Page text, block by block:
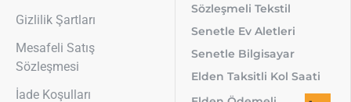
Gizlilik Şartları
Mesafeli Satış
Sözleşmesi
İade Koşulları
Sözleşmeli Tekstil
Senetle Ev Aletleri
Senetle Bilgisayar
Elden Taksitli Kol Saati